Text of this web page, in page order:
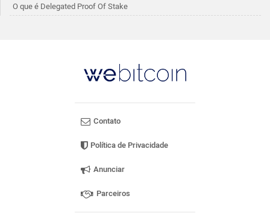
O que é Delegated Proof Of Stake
Contato
Política de Privacidade
Anunciar
Parceiros